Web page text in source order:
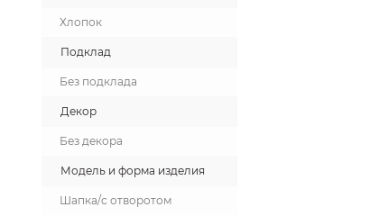
Хлопок
Подклад
Без подклада
Декор
Без декора
Модель и форма изделия
Шапка/с отворотом